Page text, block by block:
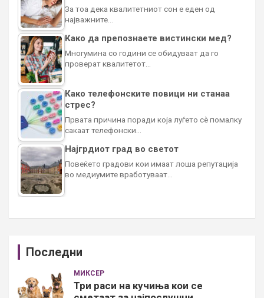
За тоа дека квалитетниот сон е еден од
најважните…
Како да препознаете вистински мед?
Многумина со години се обидуваат да го
проверат квалитетот…
Како телефонските повици ни станаа
стрес?
Првата причина поради која луѓето сè помалку
сакаат телефонски…
Најгрдиот град во светот
Повеќето градови кои имаат лоша репутација
во медиумите вработуваат…
Последни
МИКСЕР
Три раси на кучиња кои се